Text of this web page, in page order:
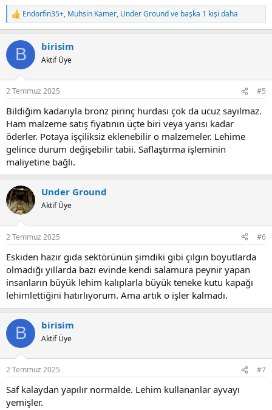
R
e
c
i
s
Endorfin35+, Muhsin Kamer, Under Groundve başka 1 kişi daha
B birisim
Aktif Üye
2 Temmuz 2025 #5
Bildiğim kadarıyla bronz pirinç hurdası çok da ucuz sayılmaz.
Ham malzeme satış fiyatının üçte biri veya yarısı kadar
öderler. Potaya işçiliksiz eklenebilir o malzemeler. Lehime
gelince durum değişebilir tabii. Saflaştırma işleminin
maliyetine bağlı.
Under Ground
Aktif Üye
2 Temmuz 2025 #6
Eskiden hazır gıda sektörünün şimdiki gibi çılgın boyutlarda
olmadığı yıllarda bazı evinde kendi salamura peynir yapan
insanların büyük lehim kalıplarla büyük teneke kutu kapağı
lehimlettiğini hatırlıyorum. Ama artık o işler kalmadı.
B birisim
Aktif Üye
2 Temmuz 2025 #7
Saf kalaydan yapılır normalde. Lehim kullananlar ayvayı
yemişler.